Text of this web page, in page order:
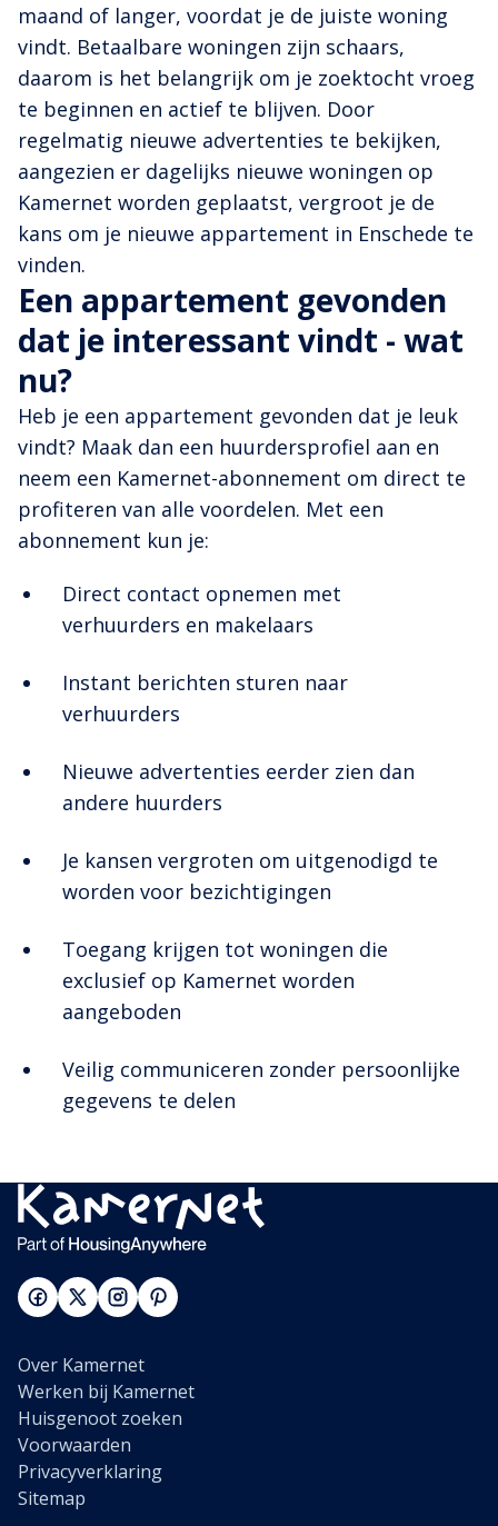
maand of langer, voordat je de juiste woning
vindt. Betaalbare woningen zijn schaars,
daarom is het belangrijk om je zoektocht vroeg
te beginnen en actief te blijven. Door
regelmatig nieuwe advertenties te bekijken,
aangezien er dagelijks nieuwe woningen op
Kamernet worden geplaatst, vergroot je de
kans om je nieuwe appartement in Enschede te
vinden.
Een appartement gevonden
dat je interessant vindt - wat
nu?
Heb je een appartement gevonden dat je leuk
vindt? Maak dan een huurdersprofiel aan en
neem een Kamernet-abonnement om direct te
profiteren van alle voordelen. Met een
abonnement kun je:
Direct contact opnemen met
verhuurders en makelaars
Instant berichten sturen naar
verhuurders
Nieuwe advertenties eerder zien dan
andere huurders
Je kansen vergroten om uitgenodigd te
worden voor bezichtigingen
Toegang krijgen tot woningen die
exclusief op Kamernet worden
aangeboden
Veilig communiceren zonder persoonlijke
gegevens te delen
Over Kamernet
Werken bij Kamernet
Huisgenoot zoeken
Voorwaarden
Privacyverklaring
Sitemap